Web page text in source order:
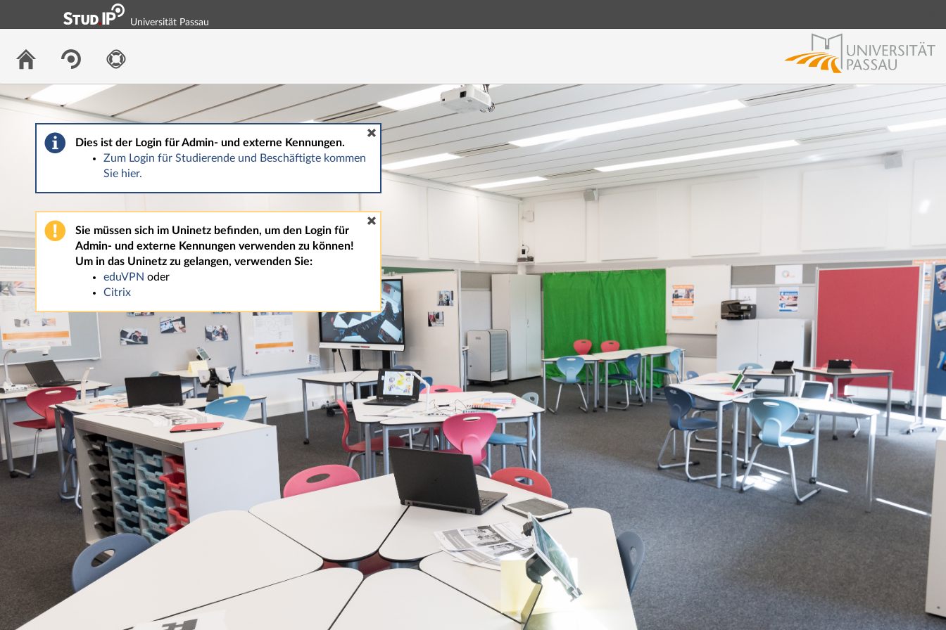
Hauptnavigation
Universität Passau
Dies ist der Login für Admin- und externe Kennungen.
Zum Login für Studierende und Beschäftigte kommen
Sie hier.
Sie müssen sich im Uninetz befinden, um den Login für
Admin- und externe Kennungen verwenden zu können!
Um in das Uninetz zu gelangen, verwenden Sie:
eduVPN oder
Citrix